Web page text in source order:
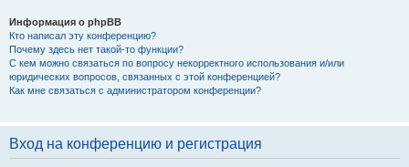
Информация о phpBB
Кто написал эту конференцию?
Почему здесь нет такой-то функции?
С кем можно связаться по вопросу некорректного использования и/или
юридических вопросов, связанных с этой конференцией?
Как мне связаться с администратором конференции?
Вход на конференцию и регистрация